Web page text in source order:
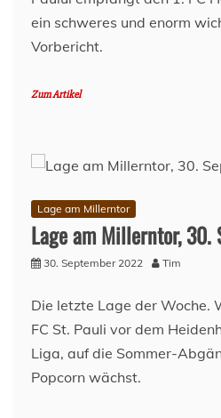
ein schweres und enorm
Vorbericht.
Zum Artikel
Lage am Millerntor
Lage am Millerntor, 30.
30. September 2022 Tim
Die letzte Lage der Woche.
FC St. Pauli vor dem
Liga, auf die Sommer-
Popcorn wächst.